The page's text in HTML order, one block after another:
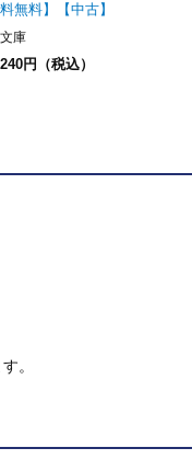
料無料】【中古】
文庫
240円（税込）
。